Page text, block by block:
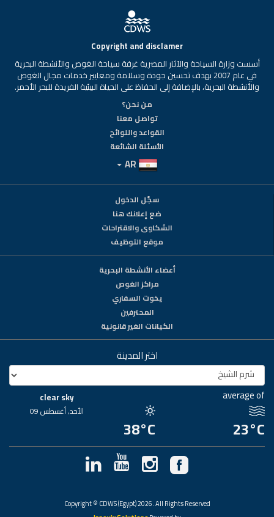
Copyright and disclamer
أسست وزارة السياحة والآثار المصرية غرفة سياحة الغوص والأنشطة البحرية
في عام 2007 بهدف تحسين جودة وسلامة ومعايير خدمات مجال الغوص
والأنشطة البحرية، بالإضافة إلى الحفاظ على الحياة البيئية الفريدة للبحر الأحمر.
من نحن؟
تواصل معنا
القواعد واللوائح
الأسئلة الشائعة
سجّل الدخول
ضع إعلانك هنا
الشكاوى والاقتراحات
موقع التوظيف
أعضاء الأنشطة البحرية
مراكز الغوص
يخوت السفاري
المحترفين
الكيانات الغير قانونية
اختر المدينة
average of
23°C
38°C
clear sky
الأحد, أغسطس 09
Copyright © CDWS (Egypt) 2026. All Rights Reserved